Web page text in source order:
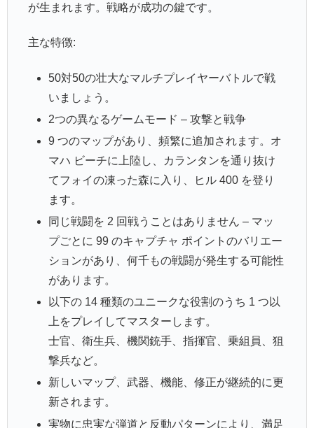
が生まれます。戦略が成功の鍵です。
主な特徴:
50対50の壮大なマルチプレイヤーバトルで戦
いましょう。
2つの異なるゲームモード – 攻撃と戦争
9 つのマップがあり、頻繁に追加されます。オ
マハ ビーチに上陸し、カランタンを通り抜け
てフォイの凍った森に入り、ヒル 400 を登り
ます。
同じ戦闘を 2 回戦うことはありません – マッ
プごとに 99 のキャプチャ ポイントのバリエー
ションがあり、何千もの戦闘が発生する可能性
があります。
以下の 14 種類のユニークな役割のうち 1 つ以
上をプレイしてマスターします。
士官、衛生兵、機関銃手、指揮官、乗組員、狙
撃兵など。
新しいマップ、武器、機能、修正が継続的に更
新されます。
実物に忠実な弾道と反動パターンにより、満足